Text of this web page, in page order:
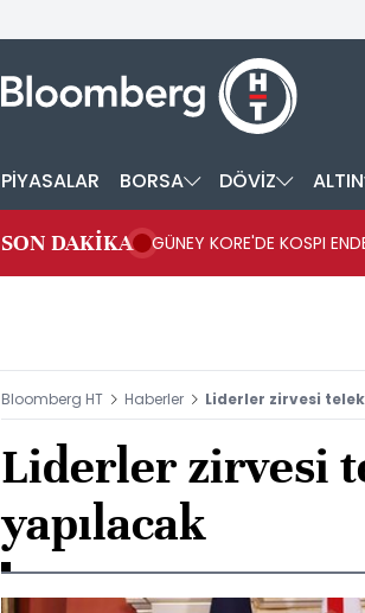
PİYASALAR BORSA DÖVİZ ALTIN
SON DAKİKA GÜNEY KORE'DE KOSPI
Bloomberg HT Haberler Liderler zirvesi
Liderler zirvesi
yapılacak